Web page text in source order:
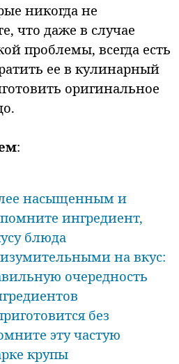
никогда не
что даже в случае
проблемы, всегда есть
ее в кулинарный
оригинальное
:
насыщенным и
ингредиент,
блюда
на вкус:
очередность
без
эту частую
крупы